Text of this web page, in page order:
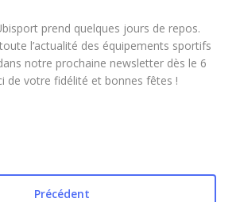
prend quelques jours de repos.
l’actualité des équipements sportifs
notre prochaine newsletter dès le 6
de votre fidélité et bonnes fêtes !
Précédent